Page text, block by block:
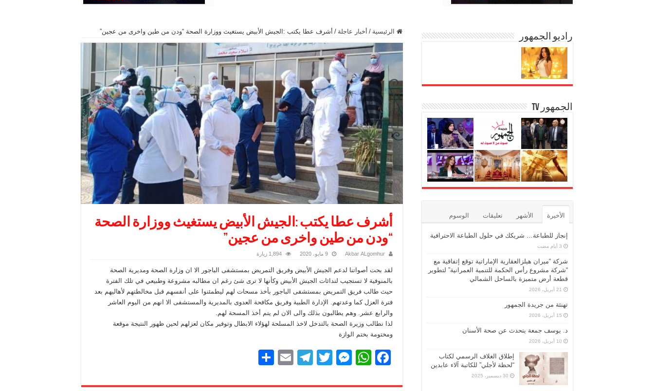
الرئيسية / أخبار عاجلة / أشرف عطا يكتب :الجيش الأبيض يستغيث ووزارة الصحة “ودن من طين واخرى من عجين”
أشرف عطا يكتب :الجيش الأبيض يستغيث ووزارة الصحة
“ودن من طين واخرى من عجين”
Akbar ALgomhur 9 مايو، 2020 1,894 زيارة
لقد بحت أصواتنا لدعم الجيش الأبيض وفريق التمريض بمستشفى الباجور الا ان وزارة الصحة ومديرية الصحة
بالمنوفية لا تستجيب لندائات الجيش الأبيض وكأنها لا ترى شئ رغم ان مطالبه مشروعة وطبيعي في تلك الفترة
حيث طالب فريق التمريض بمستشفى الباجور بأخذ مسحات لهم ليطمئنوا على أنفسهم قبل مخالطتهم لأهاليهم بعد
فترة العزل كما وعدتهم. الإدارة الطبية وفريق مكافحة العدوى بالمديرية والمستشفى الا انهم من اليوم العاشر
والرابع عشر. وهم يطالبون بذلك والى الان لم يتم أخذ المسحة لهم.
لذا نطالب وزيرة الصحة بالتدخل لاخذ المسلحة لهؤلاء الابطال وتوفير مكان لعزلهم لحين ظهور النتيجة موقعة
ومختومة بختم الوازة
F
W
M
T
T
E
راديو الجمهور
الجمهور TV
الأخيرة الأشهر تعليقات الوسوم
إنجاز للطباعة… شريكك في حلول الطباعة الاحترافية
شركة “ميران هيلزالعقارية الإماراتية توقع إتفاقية مع
“شركة مشروع رأس الحكمة للتنمية العمرانية” لتطوير
قطعة أرض متميزة بالساحل الشمالي
21 أبريل، 2026
تهنئة من جريدة الجمهور
15 أبريل، 2026
د. يوسف جمعة يتحدث عن صحة الأسنان
10 أبريل، 2026
إطلاق الغلاف الرسمي لكتاب
“لحظة لأجلي” للكاتبة آلاء عابدين
30 ديسمبر، 2025